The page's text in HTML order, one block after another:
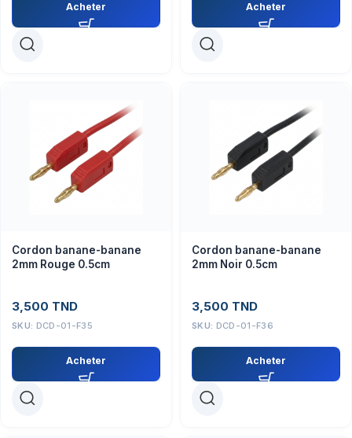
Acheter Acheter
Cordon banane-banane
2mm Rouge 0.5cm
3,500 TND
SKU: DCD-01-F35
Acheter
Cordon banane-banane
2mm Noir 0.5cm
3,500 TND
SKU: DCD-01-F36
Acheter